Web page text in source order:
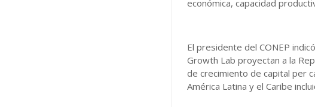
económica, capacidad
El presidente del CONEP
Growth Lab proyectan a la
de crecimiento de capital per
América Latina y el Caribe